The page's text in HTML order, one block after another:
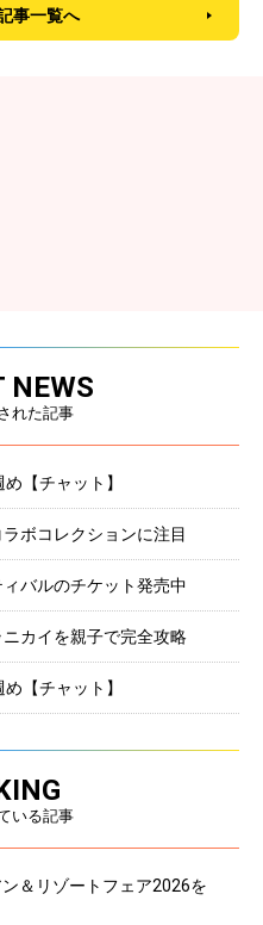
事一覧へ
NEWS
れた記事
【チャット】
ボコレクションに注目
バルのチケット発売中
カイを親子で完全攻略
【チャット】
いる記事
＆リゾートフェア2026を